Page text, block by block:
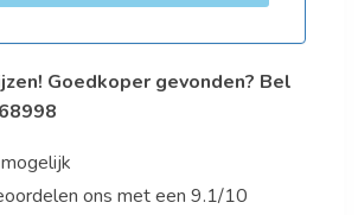
Goedkoper gevonden? Bel
ons met een 9.1/10